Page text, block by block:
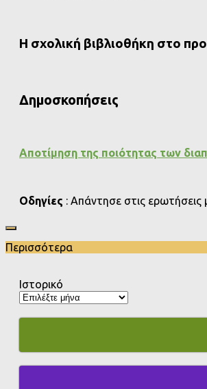
Η σχολική βιβλιοθήκη στο
Δημοσκοπήσεις
Αποτίμηση της ποιότητας των
Οδηγίες : Απάντησε στις ερωτήσεις
Περισσότερα
Ιστορικό